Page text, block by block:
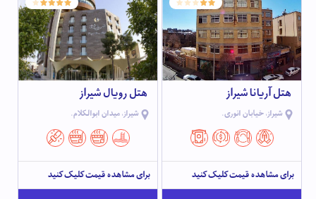
هتل آریانا شیراز
شیراز، خیابان انوری.
برای مشاهده قیمت کلیک کنید
هتل رویال شیراز
شیراز، میدان ابوالکلام.
برای مشاهده قیمت کلیک کنید